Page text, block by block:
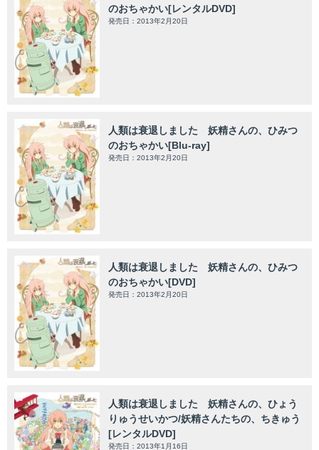
のおちゃかい[レンタルDVD]
発売日：2013年2月20日
人類は衰退しました 妖精さんの、ひみつ
のおちゃかい[Blu-ray]
発売日：2013年2月20日
人類は衰退しました 妖精さんの、ひみつ
のおちゃかい[DVD]
発売日：2013年2月20日
人類は衰退しました 妖精さんの、ひょう
りゅうせいかつ/妖精さんたちの、ちきゅう
[レンタルDVD]
発売日：2013年1月16日